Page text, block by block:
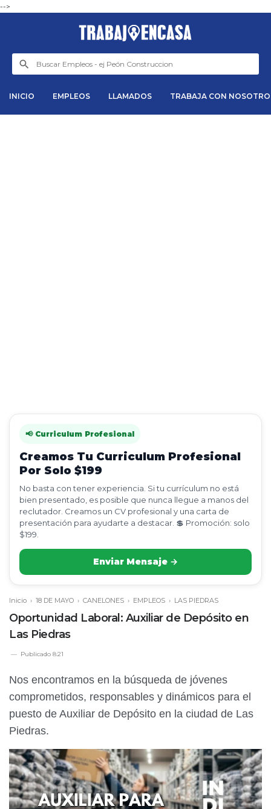
-->
INICIO EMPLEOS LLAMADOS TRABAJA CON
📢 Curriculum Profesional
Creamos Tu Curriculum Profesional
Por Solo $199
No basta con tener experiencia. Si tu currículum no está
bien presentado, es posible que nunca llegue a manos del
reclutador. Creamos un CV profesional y una carta de
presentación para ayudarte a destacar. 💲 Promoción: solo
$199.
Enviar Mensaje →
Inicio › 18 DE MAYO › CANELONES › EMPLEOS › LAS PIEDRAS
Oportunidad Laboral: Auxiliar de Depósito en
Las Piedras
Publicado 8:21
Nos encontramos en la búsqueda de jóvenes
comprometidos, responsables y dinámicos para el
puesto de Auxiliar de Depósito en la ciudad de Las
Piedras.